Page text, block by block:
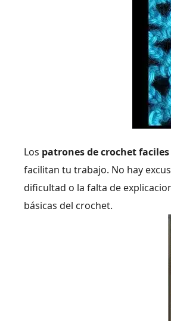
Los patrones de crochet faciles
facilitan tu trabajo. No hay
dificultad o la falta de
básicas del crochet.